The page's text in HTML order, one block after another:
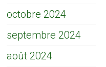
octobre 2024
septembre 2024
août 2024